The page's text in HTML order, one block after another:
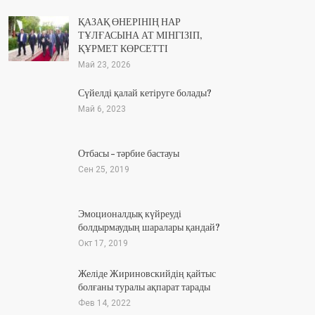
ҚАЗАҚ ӨНЕРІНІҢ НАР
ТҰЛҒАСЫНА АТ МІНГІЗІП,
ҚҰРМЕТ КӨРСЕТТІ
Май 23, 2026
Сүйелді қалай кетіруге болады?
Май 6, 2023
Отбасы – тәрбие бастауы
Сен 25, 2019
Эмоционалдық күйреуді
болдырмаудың шаралары қандай?
Окт 17, 2019
Желіде Жириновскийдің қайтыс
болғаны туралы ақпарат тарады
Фев 14, 2022